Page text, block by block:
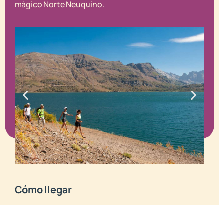
mágico Norte Neuquino.
Cómo llegar